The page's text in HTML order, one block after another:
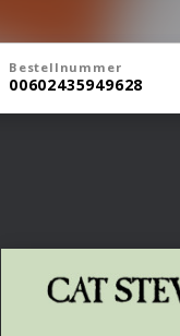
Bestellnummer
00602435949628